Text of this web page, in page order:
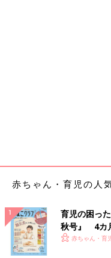
赤ちゃん・育児の人
育児の困っ
秋号』 4カ
いっぱい！
赤ちゃん・育